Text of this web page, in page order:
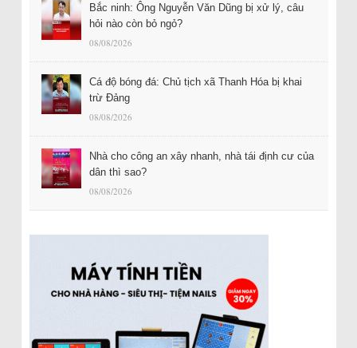
Bắc ninh: Ông Nguyễn Văn Dũng bị xử lý, câu
hỏi nào còn bỏ ngỏ?
08/08/2026
Cá độ bóng đá: Chủ tịch xã Thanh Hóa bị khai
trừ Đảng
08/08/2026
Nhà cho công an xây nhanh, nhà tái định cư của
dân thì sao?
08/08/2026